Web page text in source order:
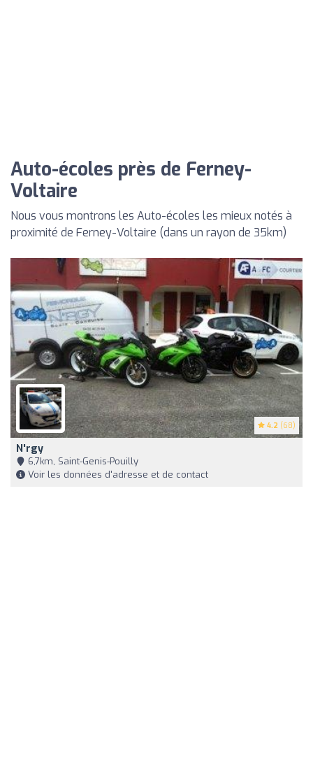
Auto-écoles près de Ferney-
Voltaire
Nous vous montrons les Auto-écoles les mieux notés à
proximité de Ferney-Voltaire (dans un rayon de 35km)
4.2 (68)
N'rgy
6,7km, Saint-Genis-Pouilly
Voir les données d'adresse et de contact